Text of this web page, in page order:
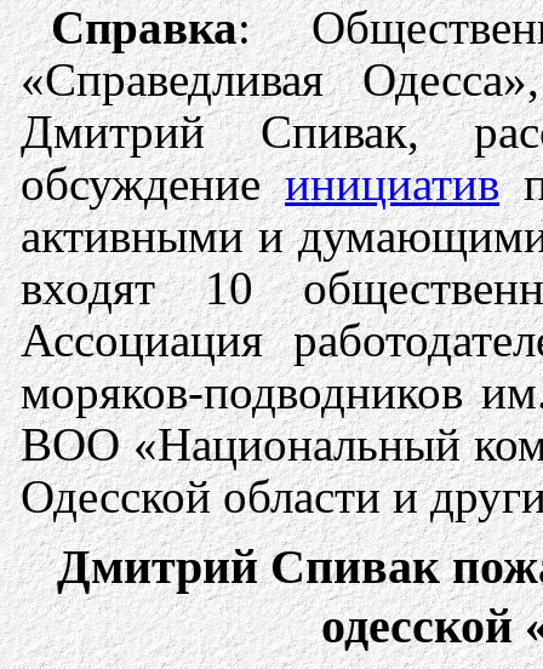
Справка:
«Справедливая
Дмитрий Спивак,
обсуждениеинициатив
активными и
входят 10
Ассоциация
моряков-подводников
ВОО «Национальный
Одесской области и
Дмитрий Спивак